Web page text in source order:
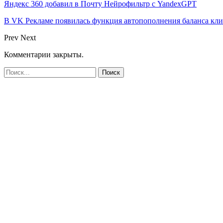
Яндекс 360 добавил в Почту Нейрофильтр с YandexGPT
В VK Рекламе появилась функция автопополнения баланса
Prev Next
Комментарии закрыты.